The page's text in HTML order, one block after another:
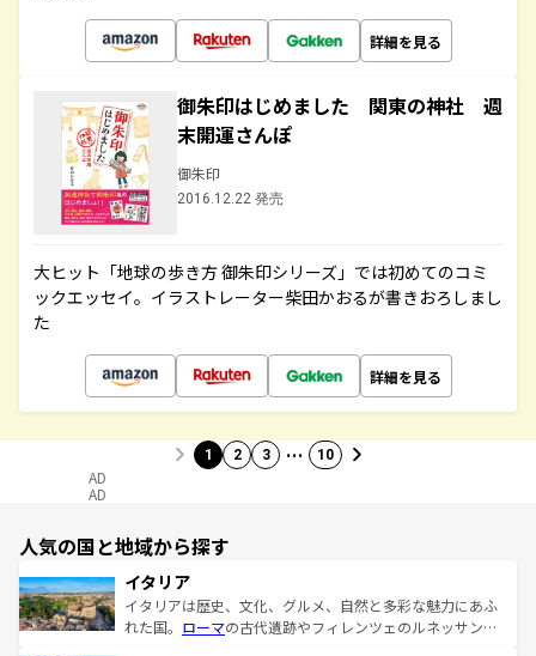
詳細を見る
御朱印はじめました 関東の神社 週
末開運さんぽ
御朱印
2016.12.22 発売
大ヒット「地球の歩き方 御朱印シリーズ」では初めてのコミ
ックエッセイ。イラストレーター柴田かおるが書きおろしまし
た
詳細を見る
1 2 3 … 10
AD
AD
人気の国と地域から探す
イタリア
イタリアは歴史、文化、グルメ、自然と多彩な魅力にあふ
れた国。 ローマの古代遺跡やフィレンツェのルネッサンス